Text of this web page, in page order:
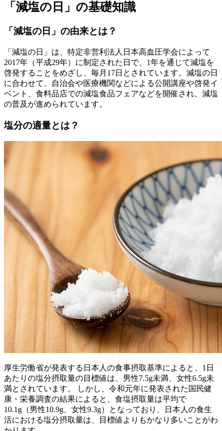
「減塩の日」の基礎知識
「減塩の日」の由来とは？
「減塩の日」は、特定非営利法人日本高血圧学会によって
2017年（平成29年）に制定された日で、1年を通じて減塩を
啓発することをめざし、毎月17日とされています。減塩の日
に合わせて、自治会や医療機関などによる公開講座や啓発イ
ベント、食料品店での減塩食品フェアなどを開催され、減塩
の普及が進められています。
塩分の適量とは？
厚生労働省が発表する日本人の食事摂取基準によると、1日
あたりの塩分摂取量の目標値は、男性7.5g未満、女性6.5g未
満とされています。 しかし、令和元年に発表された国民健
康・栄養調査の結果によると、食塩摂取量は平均で
10.1g（男性10.9g、女性9.3g）となっており、日本人の食生
活における塩分摂取量は、目標値よりもかなり多いことがわ